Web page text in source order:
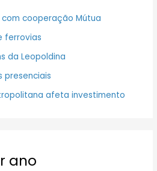
cooperação Mútua
ferrovias
da Leopoldina
presenciais
afeta investimento
ano